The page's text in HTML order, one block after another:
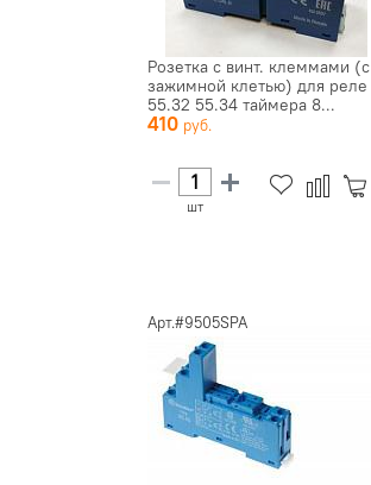
Розетка с винт. клеммами (с
зажимной клетью) для реле
55.32 55.34 таймера 8...
410
шт
Арт.#9505SPA